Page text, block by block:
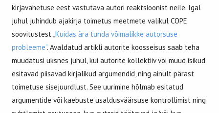
kirjavahetuse eest vastutava autori reaktsioonist neile. Igal
juhul juhindub ajakirja toimetus meetmete valikul COPE
soovitustest „Kuidas ära tunda võimalikke autorsuse
probleeme“. Avaldatud artikli autorite koosseisus saab teha
muudatusi üksnes juhul, kui autorite kollektiiv või muud isikud
esitavad piisavad kirjalikud argumendid, ning ainult pärast
toimetuse sisejuurdlust. See uurimine hõlmab esitatud
argumentide või kaebuste usaldusväärsuse kontrollimist ning